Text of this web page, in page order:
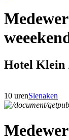
Hotel Klein
10 urenSlenaken